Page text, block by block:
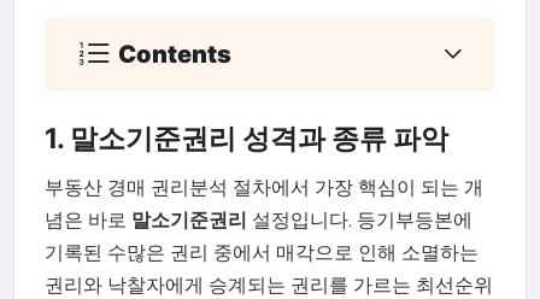
Contents
1. 말소기준권리 성격과 종류 파악
부동산 경매 권리분석 절차에서 가장 핵심이 되는 개
념은 바로 말소기준권리 설정입니다. 등기부등본에
기록된 수많은 권리 중에서 매각으로 인해 소멸하는
권리와 낙찰자에게 승계되는 권리를 가르는 최선순위